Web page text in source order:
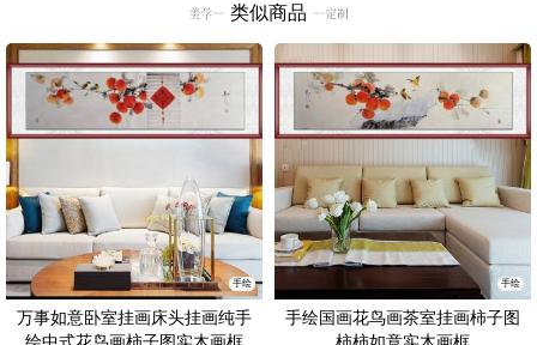
类似商品
手绘
万事如意卧室挂画床头挂画纯手
绘中式花鸟画柿子图实木画框
手绘
手绘国画花鸟画茶室挂画柿子图
柿柿如意实木画框